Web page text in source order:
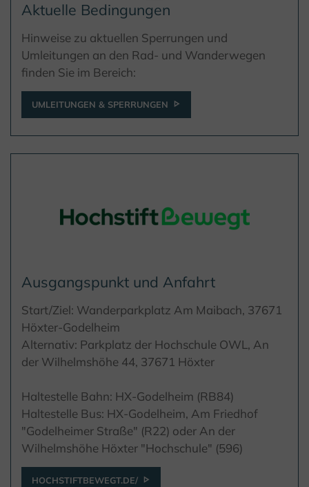
Aktuelle Bedingungen
Hinweise zu aktuellen Sperrungen und
Umleitungen an den Rad- und Wanderwegen
finden Sie im Bereich:
UMLEITUNGEN & SPERRUNGEN
Ausgangspunkt und Anfahrt
Start/Ziel: Wanderparkplatz Am Maibach, 37671
Höxter-Godelheim
Alternativ: Parkplatz der Hochschule OWL, An
der Wilhelmshöhe 44, 37671 Höxter
Haltestelle Bahn: HX-Godelheim (RB84)
Haltestelle Bus: HX-Godelheim, Am Friedhof
"Godelheimer Straße" (R22) oder An der
Wilhelmshöhe Höxter "Hochschule" (596)
HOCHSTIFTBEWEGT.DE/